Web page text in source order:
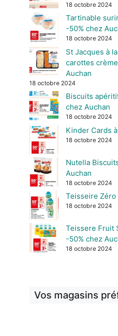
18 octobre 2024
Tartinable
-50% chez
18 octobre 2024
St Jacques à
carottes
Auchan
18 octobre 2024
Biscuits
chez Auchan
18 octobre 2024
Kinder Cards
18 octobre 2024
Nutella
Auchan
18 octobre 2024
Teisseire Zéro
18 octobre 2024
Teissere Fruit
-50% chez
18 octobre 2024
Vos magasins